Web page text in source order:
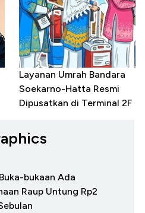
Layanan Umrah Bandara
Soekarno-Hatta Resmi
Dipusatkan di Terminal 2F
bukaan Ada
Raup Untung Rp2